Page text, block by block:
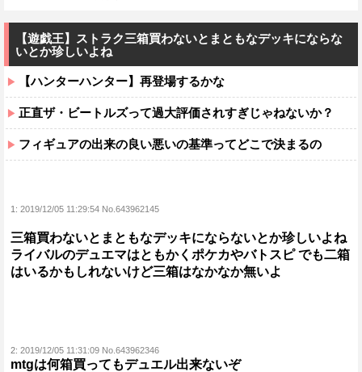
【遊戯王】ストラク三箱買わないとまともなデッキにならな
いとか珍しいよね
【ハンターハンター】再登場するかな
正直ザ・ビートルズって過大評価されすぎじゃねないか？
フィギュアの出来の良い悪いの基準ってどこで決まるの
1: 2019/12/05 11:29:54 No.643962145
三箱買わないとまともなデッキにならないとか珍しいよね
ライバルのデュエマはともかくポケカやバトスピ でも二箱
はいるかもしれないけど三箱はなかなか無いよ
2: 2019/12/05 11:31:09 No.643962346
mtgは何箱買ってもデュエル出来ないぞ